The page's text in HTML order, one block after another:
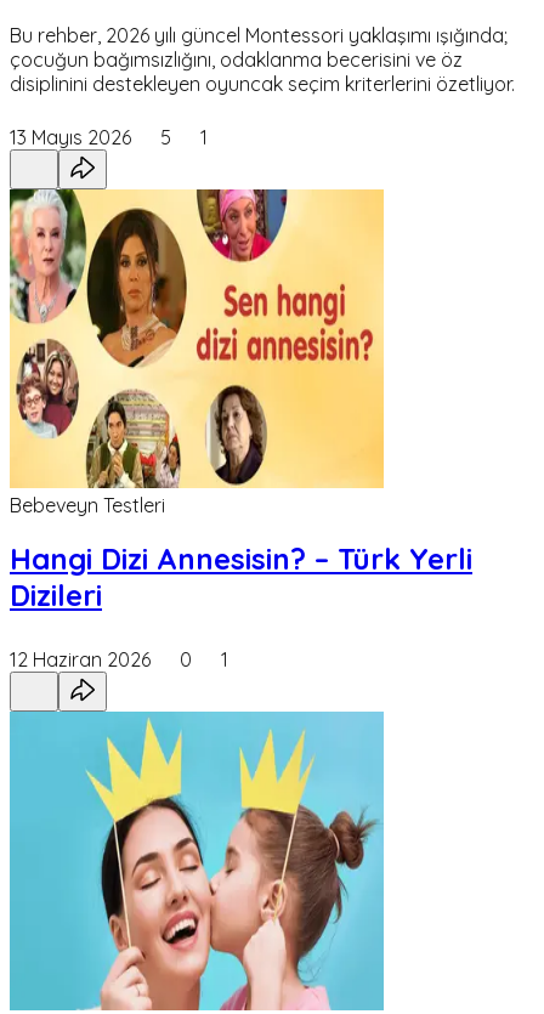
Bu rehber, 2026 yılı güncel Montessori yaklaşımı ışığında;
çocuğun bağımsızlığını, odaklanma becerisini ve öz
disiplinini destekleyen oyuncak seçim kriterlerini özetliyor.
13 Mayıs 2026 5 1
Bebeveyn Testleri
Hangi Dizi Annesisin? – Türk Yerli
Dizileri
12 Haziran 2026 0 1